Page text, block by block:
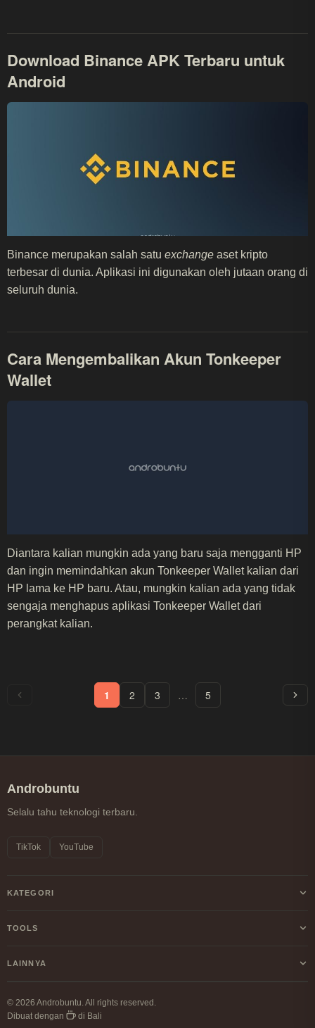
Download Binance APK Terbaru untuk
Android
Binance merupakan salah satu exchange aset kripto
terbesar di dunia. Aplikasi ini digunakan oleh jutaan orang di
seluruh dunia.
Cara Mengembalikan Akun Tonkeeper
Wallet
Diantara kalian mungkin ada yang baru saja mengganti HP
dan ingin memindahkan akun Tonkeeper Wallet kalian dari
HP lama ke HP baru. Atau, mungkin kalian ada yang tidak
sengaja menghapus aplikasi Tonkeeper Wallet dari
perangkat kalian.
1 2 3 … 5
Androbuntu
Selalu tahu teknologi terbaru.
TikTok YouTube
KATEGORI
Android
Linux
TOOLS
Kalkulator Profit/Loss Crypto
Perbandingan Fee Exchange
LAINNYA
Kebijakan Privasi
© 2026 Androbuntu. All rights reserved.
Dibuat dengan
di Bali